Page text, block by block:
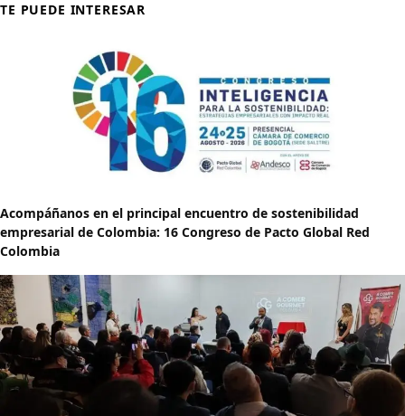
TE PUEDE INTERESAR
Acompáñanos en el principal encuentro de sostenibilidad
empresarial de Colombia: 16 Congreso de Pacto Global Red
Colombia